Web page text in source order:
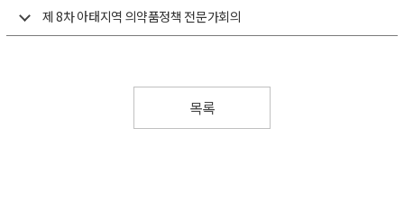
제 8차 아태지역 의약품정책 전문가회의
목록